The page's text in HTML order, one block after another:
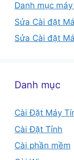
Danh mục
Sửa Cài đặt
Sửa Cài đặt
Danh mục
Cài Đặt Máy
Cài Đặt Tỉnh
Cài phần mềm